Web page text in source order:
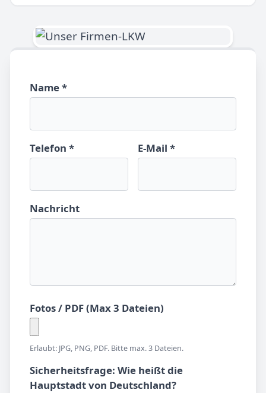
Name *
Telefon * E-Mail *
Nachricht
Fotos / PDF (Max 3 Dateien)
Erlaubt: JPG, PNG, PDF. Bitte max. 3 Dateien.
Sicherheitsfrage: Wie heißt die
Hauptstadt von Deutschland?